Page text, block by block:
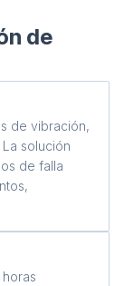
de
de vibración,
solución
de falla